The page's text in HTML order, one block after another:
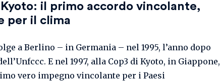
Kyoto: il primo accordo vincolante,
per il clima
a Berlino – in Germania – nel 1995, l’anno dopo
E nel 1997, alla Cop3 di Kyoto, in Giappone,
vero impegno vincolante per i Paesi